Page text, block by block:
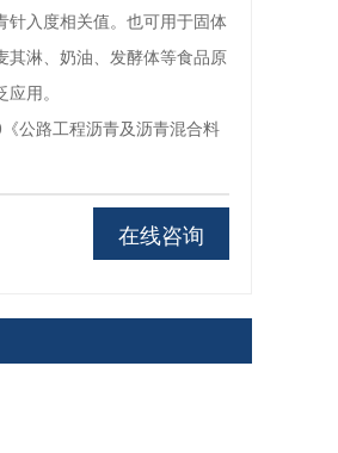
针入度相关值。也可用于固体
其淋、奶油、发酵体等食品原
用。
公路工程沥青及沥青混合料
在线咨询